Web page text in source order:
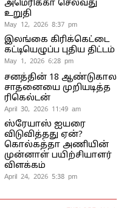
அமெரிக்கா செல்வது
உறுதி
May 12, 2026 8:37 pm
இலங்கை கிரிக்கெட்டை
கட்டியெழுப்ப புதிய திட்டம்
May 1, 2026 6:28 pm
சனத்தின் 18 ஆண்டுகால
சாதனையை முறியடித்த
ரிகெல்டன்
April 30, 2026 11:49 am
ஸ்ரேயாஸ் ஐயரை
விடுவித்தது ஏன்?
கொல்கத்தா அணியின்
முன்னாள் பயிற்சியாளர்
விளக்கம்
April 24, 2026 5:38 pm